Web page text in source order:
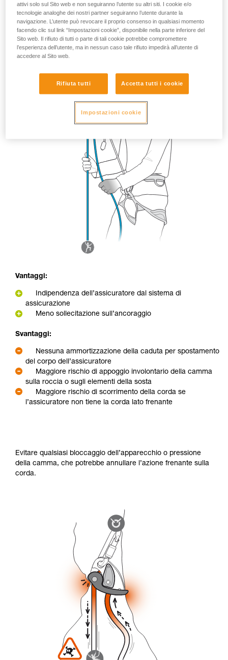
Sollecitazione più elevata sull’ancoraggio per effetto
carrucola
Vantaggi:
Indipendenza dell’assicuratore dal sistema di
assicurazione
Meno sollecitazione sull’ancoraggio
Svantaggi:
Nessuna ammortizzazione della caduta per spostamento
del corpo dell’assicuratore
Maggiore rischio di appoggio involontario della camma
sulla roccia o sugli elementi della sosta
Maggiore rischio di scorrimento della corda se
l’assicuratore non tiene la corda lato frenante
Evitare qualsiasi bloccaggio dell’apparecchio o pressione
della camma, che potrebbe annullare l’azione frenante sulla
corda.
attivi solo sul Sito web e non seguiranno l’utente su altri siti. I cookie e/o
tecnologie analoghe dei nostri partner seguiranno l’utente durante la
navigazione. L’utente può revocare il proprio consenso in qualsiasi momento
facendo clic sul link “Impostazioni cookie”, disponibile nella parte inferiore del
Sito web. Il rifiuto di tutti o parte di tali cookie potrebbe compromettere
l’esperienza dell’utente, ma in nessun caso tale rifiuto impedirà all’utente di
accedere al Sito web.
Rifiuta tutti Accetta tutti i cookie
Impostazioni cookie